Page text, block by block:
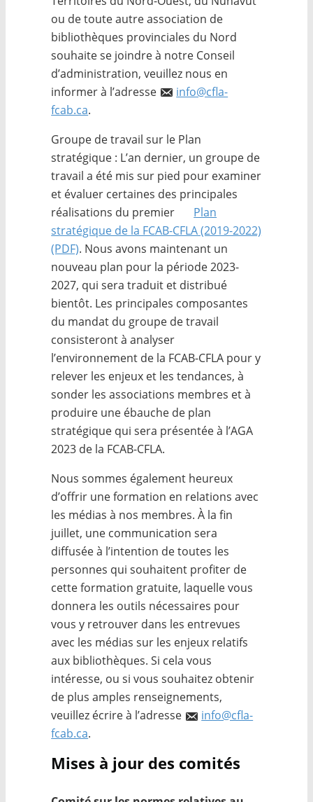
ou de toute autre association de
bibliothèques provinciales du Nord
souhaite se joindre à notre Conseil
d’administration, veuillez nous en
informer à l’adresse
info@cfla-
fcab.ca.
Groupe de travail sur le Plan
stratégique : L’an dernier, un groupe de
travail a été mis sur pied pour examiner
et évaluer certaines des principales
réalisations du premier
Plan
stratégique de la FCAB-CFLA (2019-2022)
(PDF). Nous avons maintenant un
nouveau plan pour la période 2023-
2027, qui sera traduit et distribué
bientôt. Les principales composantes
du mandat du groupe de travail
consisteront à analyser
l’environnement de la FCAB-CFLA pour y
relever les enjeux et les tendances, à
sonder les associations membres et à
produire une ébauche de plan
stratégique qui sera présentée à l’AGA
2023 de la FCAB-CFLA.
Nous sommes également heureux
d’offrir une formation en relations avec
les médias à nos membres. À la fin
juillet, une communication sera
diffusée à l’intention de toutes les
personnes qui souhaitent profiter de
cette formation gratuite, laquelle vous
donnera les outils nécessaires pour
vous y retrouver dans les entrevues
avec les médias sur les enjeux relatifs
aux bibliothèques. Si cela vous
intéresse, ou si vous souhaitez obtenir
de plus amples renseignements,
veuillez écrire à l’adresse
info@cfla-
fcab.ca.
Mises à jour des comités